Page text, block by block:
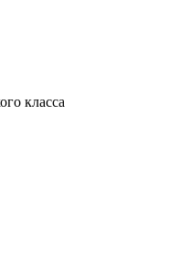
класса